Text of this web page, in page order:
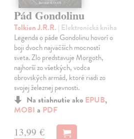
Pád Gondolinu
Tolkien J.R.R. | Elektronická kniha
Legenda o páde Gondolinu hovorí o
boji dvoch najväčších mocností
sveta. Zlo predstavuje Morgoth,
najhorší zo všetkých, vodca
obrovských armád, ktoré riadi zo
svojej železnej pevnosti.
Na stiahnutie ako EPUB,
MOBI a PDF
13,99 €